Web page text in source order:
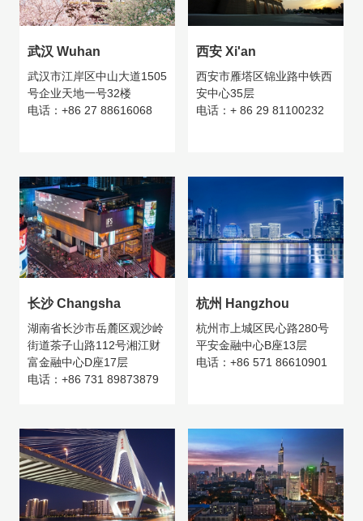
武汉 Wuhan
武汉市江岸区中山大道1505
号企业天地一号32楼
电话：+86 27 88616068
西安 Xi'an
西安市雁塔区锦业路中铁西
安中心35层
电话：+ 86 29 81100232
长沙 Changsha
湖南省长沙市岳麓区观沙岭
街道茶子山路112号湘江财
富金融中心D座17层
电话：+86 731 89873879
杭州 Hangzhou
杭州市上城区民心路280号
平安金融中心B座13层
电话：+86 571 86610901